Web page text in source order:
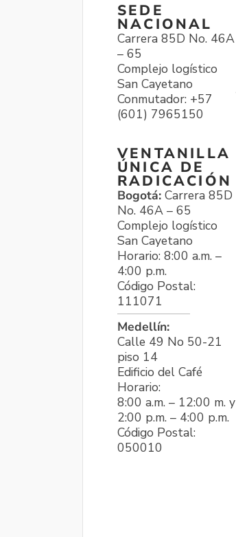
SEDE
NACIONAL
Carrera 85D No. 46A
– 65
Complejo logístico
San Cayetano
Conmutador: +57
(601) 7965150
VENTANILLA
ÚNICA DE
RADICACIÓN
Bogotá: Carrera 85D
No. 46A – 65
Complejo logístico
San Cayetano
Horario: 8:00 a.m. –
4:00 p.m.
Código Postal:
111071
Medellín:
Calle 49 No 50-21
piso 14
Edificio del Café
Horario:
8:00 a.m. – 12:00 m. y
2:00 p.m. – 4:00 p.m.
Código Postal:
050010